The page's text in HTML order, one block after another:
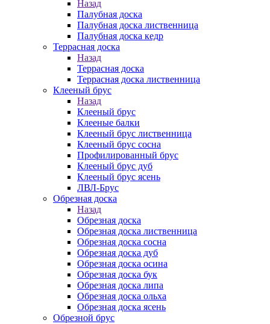
Назад
Палубная доска
Палубная доска лиственница
Палубная доска кедр
Террасная доска
Назад
Террасная доска
Террасная доска лиственница
Клееный брус
Назад
Клееный брус
Клееные балки
Клееный брус лиственница
Клееный брус сосна
Профилированный брус
Клееный брус дуб
Клееный брус ясень
ЛВЛ-Брус
Обрезная доска
Назад
Обрезная доска
Обрезная доска лиственница
Обрезная доска сосна
Обрезная доска дуб
Обрезная доска осина
Обрезная доска бук
Обрезная доска липа
Обрезная доска ольха
Обрезная доска ясень
Обрезной брус